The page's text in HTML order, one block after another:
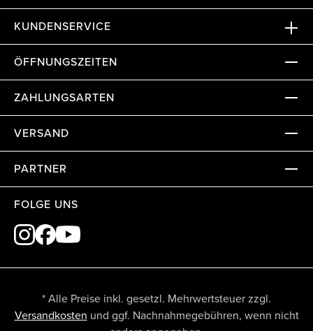
KUNDENSERVICE
ÖFFNUNGSZEITEN
ZAHLUNGSARTEN
VERSAND
PARTNER
FOLGE UNS
* Alle Preise inkl. gesetzl. Mehrwertsteuer zzgl.
Versandkosten und ggf. Nachnahmegebühren, wenn nicht